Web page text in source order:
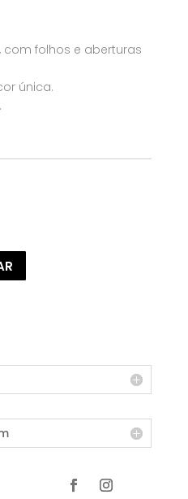
folhos e aberturas
única.